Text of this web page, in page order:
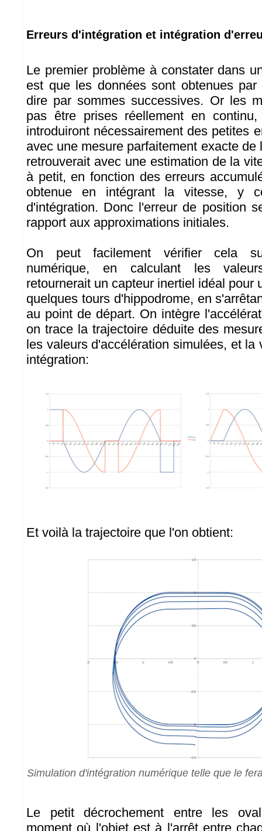
Erreurs d'intégration et intégration
Le premier problème à constater dans
est que les données sont obtenues par
dire par sommes successives. Or les
pas être prises réellement en
introduiront nécessairement des petites
avec une mesure parfaitement exacte de
retrouverait avec une estimation de la
à petit, en fonction des erreurs
obtenue en intégrant la vitesse, y
d'intégration. Donc l'erreur de position
rapport aux approximations initiales.
On peut facilement vérifier cela
numérique, en calculant les
retournerait un capteur inertiel idéal pour
quelques tours d'hippodrome, en
au point de départ. On intègre
on trace la trajectoire déduite des
les valeurs d'accélération simulées, et la
intégration:
Et voilà la trajectoire que l'on obtient:
Simulation d'intégration numérique telle que le
Le petit décrochement entre les
moment où l'objet est à l'arrêt entre